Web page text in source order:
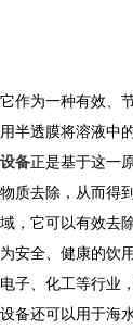
它作为一种有效、
用半透膜将溶液中
设备正是基于这一
物质去除，从而得
域，它可以有效去
为安全、健康的饮
电子、化工等行业
设备还可以用于海